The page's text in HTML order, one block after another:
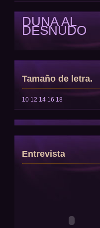
DUNA AL
DESNUDO
Tamaño de letra.
10 12 14 16 18
Entrevista